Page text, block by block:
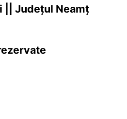
|| Județul Neamț